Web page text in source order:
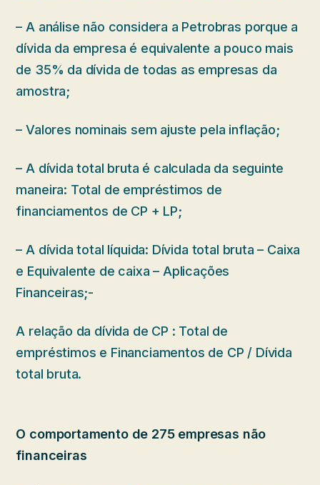
– A análise não considera a Petrobras porque a
dívida da empresa é equivalente a pouco mais
de 35% da dívida de todas as empresas da
amostra;
– Valores nominais sem ajuste pela inflação;
– A dívida total bruta é calculada da seguinte
maneira: Total de empréstimos de
financiamentos de CP + LP;
– A dívida total líquida: Dívida total bruta – Caixa
e Equivalente de caixa – Aplicações
Financeiras;-
A relação da dívida de CP : Total de
empréstimos e Financiamentos de CP / Dívida
total bruta.
O comportamento de 275 empresas não
financeiras